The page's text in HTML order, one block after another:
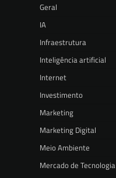
Geral
IA
Infraestrutura
Inteligência artificial
Internet
Investimento
Marketing
Marketing Digital
Meio Ambiente
Mercado de Tecnologia